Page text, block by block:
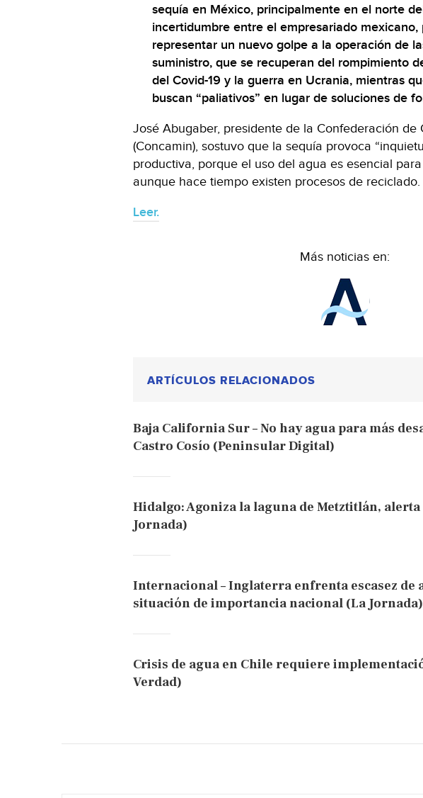
sequía en México, principalmente en el norte
incertidumbre entre el empresariado mexicano,
representar un nuevo golpe a la operación de
suministro, que se recuperan del rompimiento
del Covid-19 y la guerra en Ucrania, mientras
buscan “paliativos” en lugar de soluciones de
José Abugaber, presidente de la Confederación de
(Concamin), sostuvo que la sequía provoca
productiva, porque el uso del agua es esencial
aunque hace tiempo existen procesos de reciclado.
Leer.
Más noticias en:
ARTÍCULOS RELACIONADOS
Baja California Sur – No hay agua para más
Castro Cosío (Peninsular Digital)
Hidalgo: Agoniza la laguna de Metztitlán, alerta
Jornada)
Internacional – Inglaterra enfrenta escasez de
situación de importancia nacional (La Jornada)
Crisis de agua en Chile requiere
Verdad)